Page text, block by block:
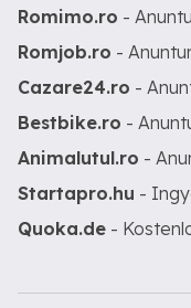
Romimo.ro -
Romjob.ro -
Cazare24.ro -
Bestbike.ro -
Animalutul.ro -
Startapro.hu -
Quoka.de -